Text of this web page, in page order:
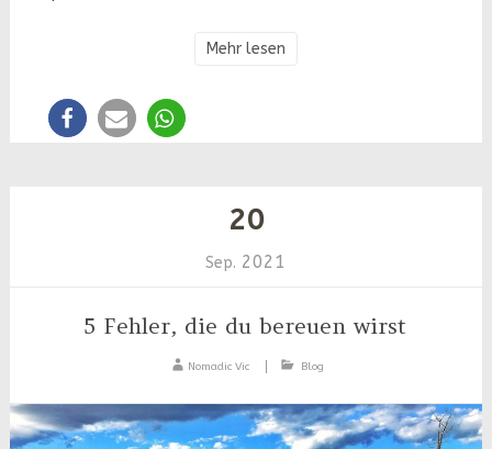
Mehr lesen
20
Sep. 2021
5 Fehler, die du bereuen wirst
Nomadic Vic Blog